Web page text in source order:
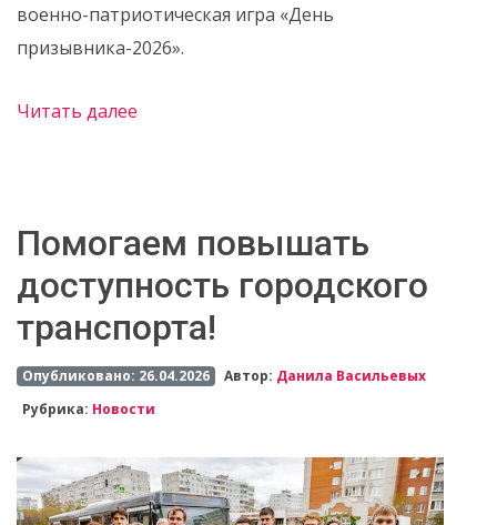
военно-патриотическая игра «День
призывника-2026».
Читать далее
Помогаем повышать
доступность городского
транспорта!
Опубликовано: 26.04.2026 Автор: Данила Васильевых
Рубрика: Новости